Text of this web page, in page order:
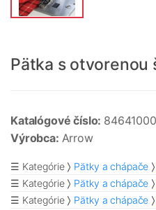
Pätka s otvorenou
Katalógové číslo:
Výrobca: Arrow
☰ Kategórie Pätky a chápače
☰ Kategórie
Pätky a chápače
☰ Kategórie
Pätky a chápače